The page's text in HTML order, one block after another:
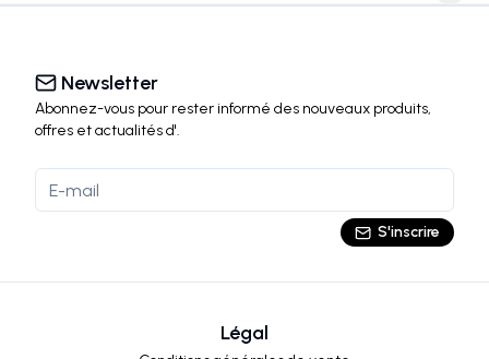
Newsletter
Abonnez-vous pour rester informé des nouveaux produits,
offres et actualitésd'.
S'inscrire
Légal